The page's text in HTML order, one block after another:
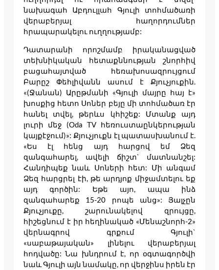
նախագահ Աբդուլլահ Գյուլի տոհմածառի
վերաբերյալ հաղորդումներ
հրապարակելու ուղղությամբ:
Դատարանի որոշմամբ իրականացված
տեխնիկական հետաքննության շնորհիվ
բացահայտված հեռախոսազրույցում
Բարըշ Փեհլիվանն ասում է Քյուչյուքին.
«(Ջանան) Արըթմանի «Գյուլի մայրը հայ է»
խոսքից հետո Սոներ բեյը մի տոհմածառ էր
հանել տվել, թերևս կհիշեք: Մտանք այդ
լուրի մեջ (Oda TV հեռուստաընկերության
կայքէջում)»: Քյուչյուքն էլ պատասխանում է.
«Ես էլ հենց այդ հարցով եմ Ձեզ
զանգահարել, ավելի ճիշտ` մատնանշել:
Հանդիպեք նաև Սոների հետ: Մի անգամ
Ձեզ հարցրել էի, թե արդյոք միջամտելու եք
այդ գործին: Եթե այո, ապա ինձ
զանգահարեք 15-20 րոպե անց»: Յալչըն
Քյուչյուքը, շարունակելով զրույցը,
հիշեցնում է իր հեղինակած «Մենաշնորհ-2»
վերնագրով գրքում Գյուլի`
«սաբաթայական» լինելու վերաբերյալ
հոդվածը: Նա խնդրում է, որ օգտագործվի
նաև Գյուլի այն նամակը, որ վերջինս իրեն էր